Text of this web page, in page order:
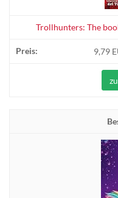
Trollhunters: The
9,79